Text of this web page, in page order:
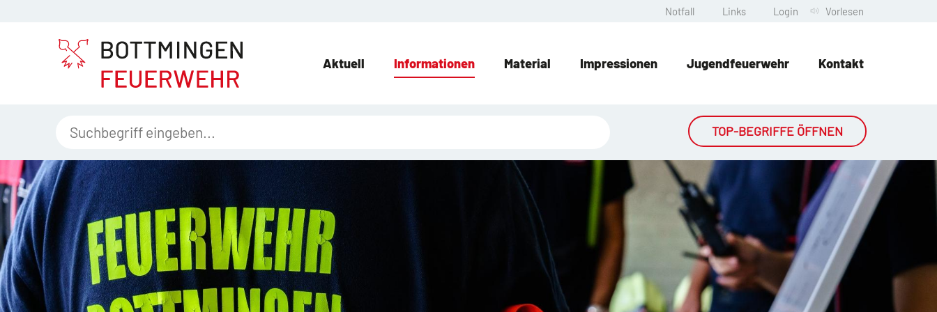
Notfall Links Login Vorlesen
Aktuell Informationen Material Impressionen Jugendfeuerwehr Kontakt
TOP-BEGRIFFE ÖFFNEN